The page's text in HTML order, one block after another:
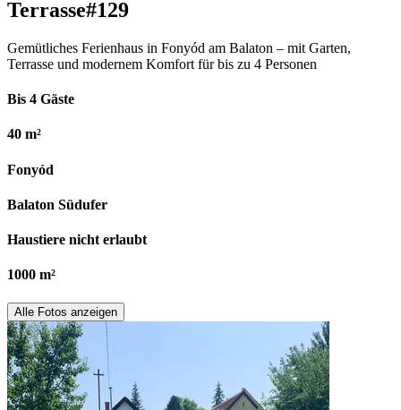
Terrasse#129
Gemütliches Ferienhaus in Fonyód am Balaton – mit Garten,
Terrasse und modernem Komfort für bis zu 4 Personen
Bis 4 Gäste
40 m²
Fonyód
Balaton Südufer
Haustiere nicht erlaubt
1000 m²
Alle Fotos anzeigen